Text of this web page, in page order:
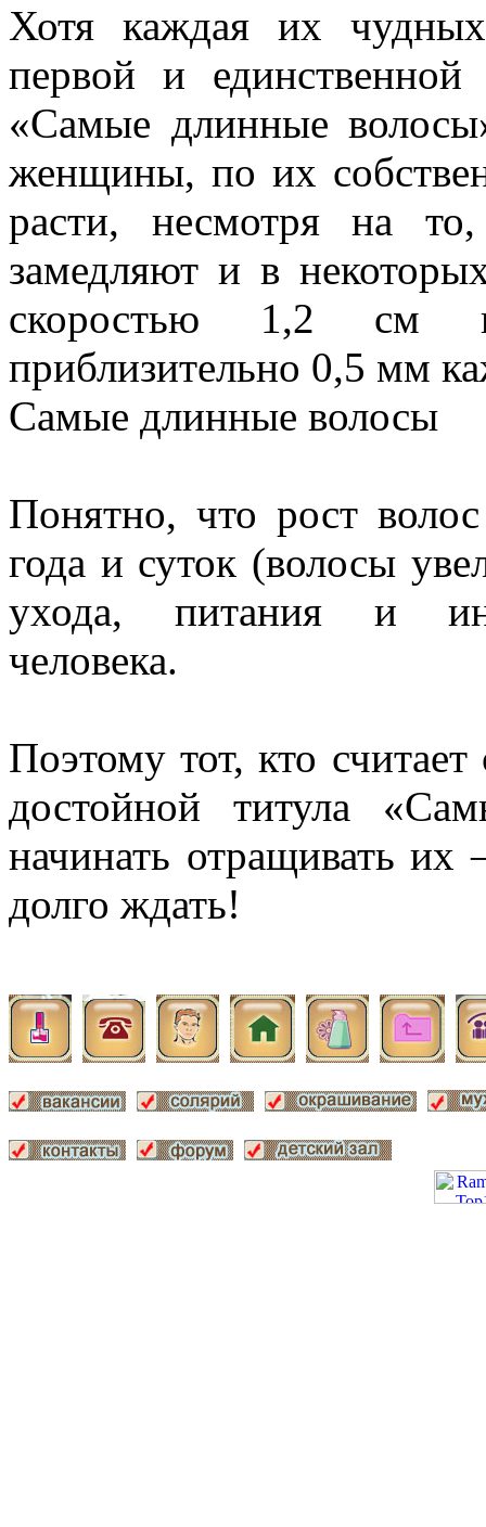
Хотя каждая их
первой и единственной
«Самые длинные
женщины, по их
расти, несмотря на
замедляют и в
скоростью 1,2 см
приблизительно 0,5 мм
Самые длинные волосы
Понятно, что рост
года и суток (волосы
ухода, питания и
человека.
Поэтому тот, кто
достойной титула
начинать отращивать их
долго ждать!